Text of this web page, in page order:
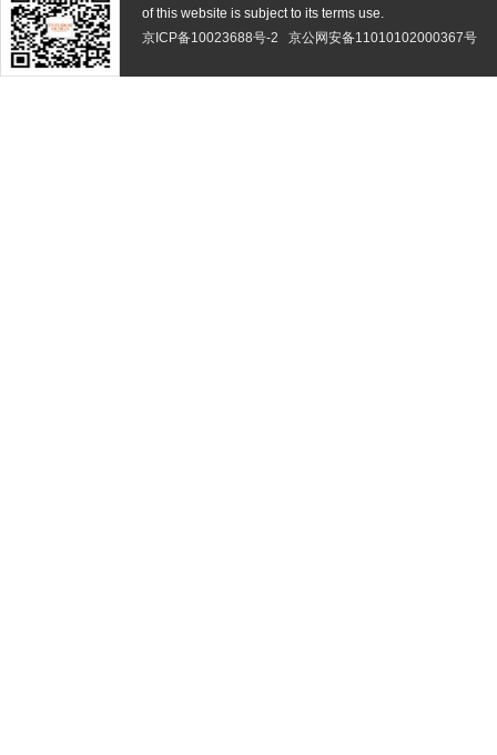
of this website is subject to its terms use.
京ICP备10023688号-2
京公网安备11010102000367号